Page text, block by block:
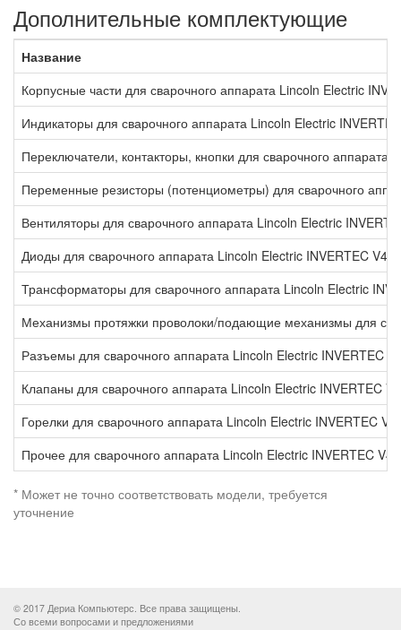
Дополнительные комплектующие
Название
Корпусные части для сварочного аппарата Lincoln Electric
Индикаторы для сварочного аппарата Lincoln Electric
Переключатели, контакторы, кнопки для сварочного аппарата
Переменные резисторы (потенциометры) для сварочного
Вентиляторы для сварочного аппарата Lincoln Electric
Диоды для сварочного аппарата Lincoln Electric INVERTEC
Трансформаторы для сварочного аппарата Lincoln Electric
Механизмы протяжки проволоки/подающие механизмы для
Разъемы для сварочного аппарата Lincoln Electric INVERTEC
Клапаны для сварочного аппарата Lincoln Electric INVERTEC
Горелки для сварочного аппарата Lincoln Electric INVERTEC
Прочее для сварочного аппарата Lincoln Electric INVERTEC
* Может не точно соответствовать модели, требуется
уточнение
© 2017 Дериа Компьютерс. Все права защищены.
Со всеми вопросами и предложениями